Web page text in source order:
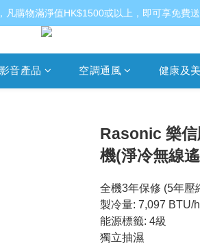
購物滿淨值HK$1500或以上，即可享免費送
影音產品 空調通風 健康及
Rasonic 樂
機(淨冷無線
全機3年保修 (5年壓
製冷量: 7,097 BTU/
能源標籤: 4級
獨立抽濕